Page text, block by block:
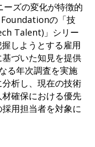
ズの変化が特徴的
の「技
Talent)」シリー
しようとする雇用
づいた知見を提供
る年次調査を実施
析し、現在の技術
確保における優先
用担当者を対象に